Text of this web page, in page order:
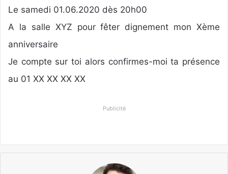
Le samedi 01.06.2020 dès 20h00
A la salle XYZ pour fêter dignement mon Xème
anniversaire
Je compte sur toi alors confirmes-moi ta présence
au 01 XX XX XX XX
Publicité